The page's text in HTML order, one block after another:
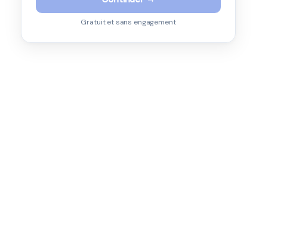
Gratuit et sans engagement